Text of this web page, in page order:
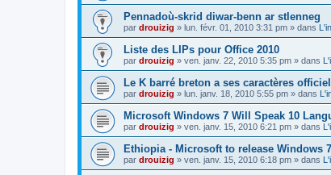
Pennadoù-skrid diwar-benn ar stlenneg
par drouizig » lun. févr. 01, 2010 3:31 pm » dans
Liste des LIPs pour Office 2010
par drouizig » ven. janv. 22, 2010 5:35 pm » dans
Le K barré breton a ses caractères
par drouizig » lun. janv. 18, 2010 5:55 pm » dans
Microsoft Windows 7 Will Speak 10
par drouizig » ven. janv. 15, 2010 6:21 pm » dans
Ethiopia - Microsoft to release Windows
par drouizig » ven. janv. 15, 2010 6:18 pm » dans